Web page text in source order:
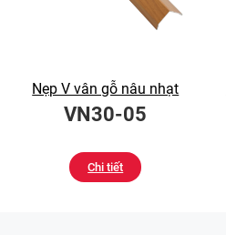
Nẹp V vân gỗ nâu nhạt
VN30-05
Chi tiết